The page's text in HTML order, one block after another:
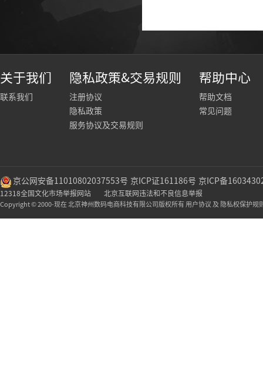
关于我们
联系我们
隐私政策&交易规则
注册协议
隐私政策
服务协议及交易规则
帮助中心
帮助文档
常见问题
京公网安备11010802037553号 京ICP证161186号 京ICP备
12318全国文化市场举报网站 北京互联网违法和不良信息举报
Copyright © 2000-现在 北京神州数码电商科技有限公司版权所有 用户协议 及 隐私权保护规